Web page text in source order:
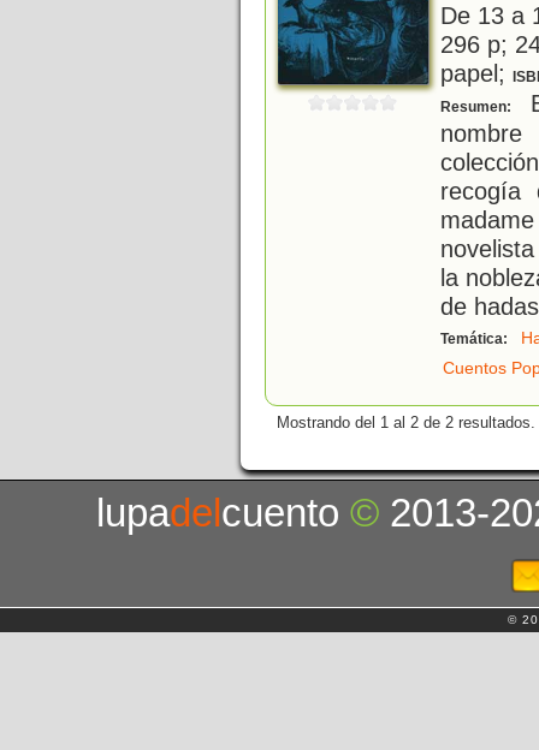
De 13 a
296 p;
papel;
Resumen:
recogía
la
de
Temática:
Cuentos
Mostrando del 1 al 2 de 2 resultados.
lupadelcuento© 2013-
©